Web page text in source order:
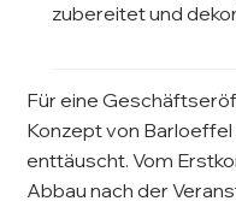
zubereitet und
Für eine
Konzept von
enttäuscht. Vom
Abbau nach der